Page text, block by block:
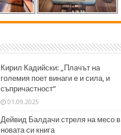
Кирил Кадийски: „Плачът на
големия поет винаги е и сила, и
съпричастност“
01.09.2025
Дейвид Балдачи стреля на месо в
новата си книга